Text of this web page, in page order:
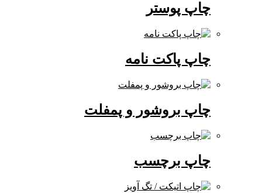
چاپ پوستر
چاپ پاکت نامه
چاپ بروشور و پمفلت
چاپ برچسب